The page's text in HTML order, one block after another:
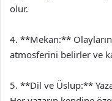
olur.
4. **Mekan:**
atmosferini belirler ve
5. **Dil ve Üslup:**